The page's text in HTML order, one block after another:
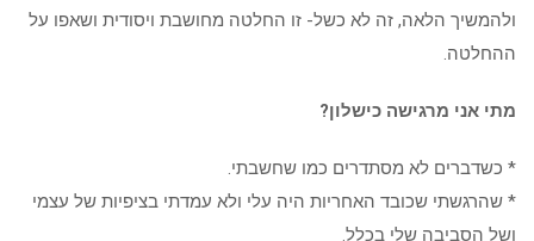
ולהמשיך הלאה, זה לא כשל- זו החלטה מחושבת ויסודית ושאפו על
ההחלטה.
מתי אני מרגישה כישלון?
* כשדברים לא מסתדרים כמו שחשבתי.
* שהרגשתי שכובד האחריות היה עלי ולא עמדתי בציפיות של עצמי
ושל הסביבה שלי בכלל.